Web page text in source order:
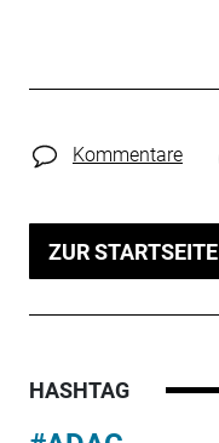
Kommentare
ZUR STARTSEITE
HASHTAG